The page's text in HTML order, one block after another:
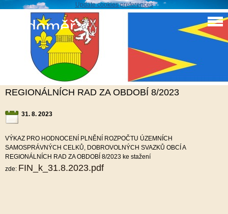
Update cookies preferences
Sudoměř
VÝKAZ PRO HODNOCENÍ PLNĚNÍ
ROZPOČTUÚZEMNÍCH SAMOSPRÁVNÝCH
CELKŮ, DOBROVOLNÝCH SVAZKŮ OBCÍ A
REGIONÁLNÍCH RAD ZA OBDOBÍ 8/2023
31. 8. 2023
VÝKAZ PRO HODNOCENÍ PLNĚNÍ ROZPOČTU ÚZEMNÍCH
SAMOSPRÁVNÝCH CELKŮ, DOBROVOLNÝCH SVAZKŮ OBCÍ A
REGIONÁLNÍCH RAD ZA OBDOBÍ 8/2023 ke stažení
zde: FIN_k_31.8.2023.pdf